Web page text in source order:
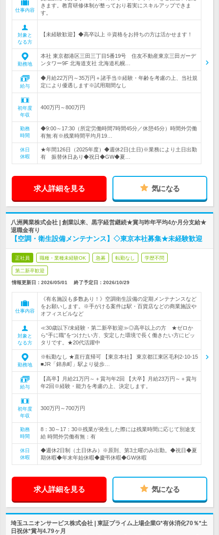
仕事内容
きます。教育研修体制が整っており着実にスキルアップできま
す。
対象と
なる方
【未経験歓迎】◆高卒以上 ※資格をお持ちの方は活かせます！
勤務地
本社 東京都港区三田三丁目5番19号 住友不動産東京三田ガーデ
ンタワー9F 北海道支社 北海道札幌…
給与
◆月給22万円～35万円＋諸手当※経験・年齢を考慮の上、当社規
定により優遇します※試用期間なし
初年度
年収
400万円～800万円
勤務
時間
◆9:00～17:30（所定労働時間7時間45分／休憩45分）時間外労働
有無:有※残業時間平均月19…
休日
休暇
★年間126日（2025年度）◆週休2日(土日)※業務により土日出勤
有 振替休日あり◆祝日◆GW◆夏…
求人詳細を見る 気になる
八洲興業株式会社 | 創業以来、黒字経営継続★賞与昨年平均4か月分支給★
退職金有り
【空調・衛生設備メンテナンス】◇東京本社募集★未経験歓迎
正社員 職種・業種未経験OK 急募 転勤なし 学歴不問
第二新卒歓迎
情報更新日：2026/05/01 終了予定日： 2026/10/29
仕事内容
《有名施設も多数あり！》空調衛生設備の定期メンテナンスなど
をお願いします。※手がける案件は駅・百貨店などの商業施設や
オフィスビルなど
対象と
なる方
≪30歳以下/未経験・第二新卒歓迎≫◎高卒以上の方 ★ゼロか
ら“手に職”をつけたい方、安定した環境で長く働きたい方にピッ
タリです。★20代活躍中
勤務地
※転勤なし ★直行直帰可 【東京本社】 東京都江東区毛利2-10-15
■JR「錦糸町」駅より徒歩…
給与
【高卒】月給21万円～＋賞与年2回 【大卒】月給23万円～＋賞与
年2回※経験・能力を考慮の上、決定します。
初年度
年収
300万円～700万円
勤務
時間
8：30～17：30※残業が発生した際には残業時間に応じて別途支
給 時間外労働有無：有
休日
休暇
◆週休2日制（土日休み）※原則、第3土曜のみ出勤。◆祝日◆夏
期休暇◆年末年始休暇◆慶弔休暇◆GW休暇
求人詳細を見る 気になる
埼玉ユニオンサービス株式会社 | 東証プライム上場企業G*有休消化70％*土
日祝休*賞与4.79ヶ月